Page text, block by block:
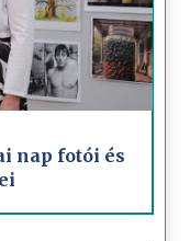
nap fotói és